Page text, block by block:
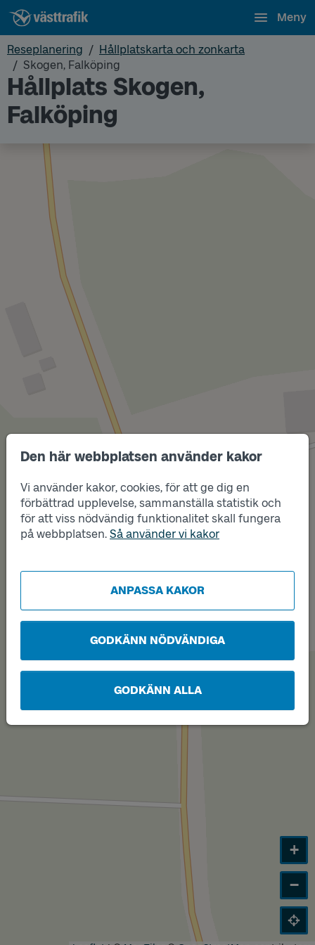
Den här webbplatsen använder kakor
Vi använder kakor, cookies, för att ge dig en
förbättrad upplevelse, sammanställa statistik och
för att viss nödvändig funktionalitet skall fungera
på webbplatsen. Så använder vi kakor
ANPASSA KAKOR
GODKÄNN NÖDVÄNDIGA
GODKÄNN ALLA
Meny
Reseplanering
Hållplatskarta och zonkarta
Skogen, Falköping
Hållplats Skogen,
Falköping
Läge
B
+
−